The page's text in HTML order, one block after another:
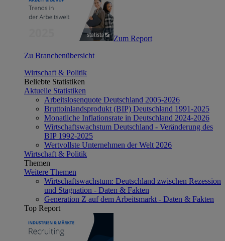
Zum Report
Zu Branchenübersicht
Wirtschaft & Politik
Beliebte Statistiken
Aktuelle Statistiken
Arbeitslosenquote Deutschland 2005-2026
Bruttoinlandsprodukt (BIP) Deutschland 1991-2025
Monatliche Inflationsrate in Deutschland 2024-2026
Wirtschaftswachstum Deutschland - Veränderung des
BIP 1992-2025
Wertvollste Unternehmen der Welt 2026
Wirtschaft & Politik
Themen
Weitere Themen
Wirtschaftswachstum: Deutschland zwischen Rezession
und Stagnation - Daten & Fakten
Generation Z auf dem Arbeitsmarkt - Daten & Fakten
Top Report